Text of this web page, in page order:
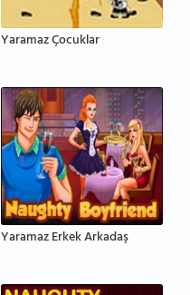
Yaramaz Çocuklar
Yaramaz Erkek Arkadaş